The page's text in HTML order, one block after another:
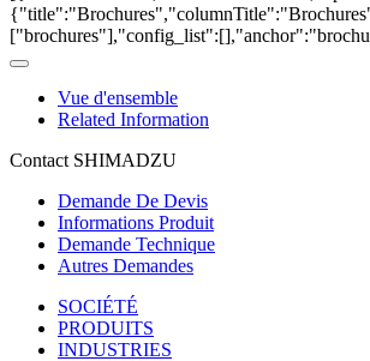
Vue d'ensemble
Related Information
Contact SHIMADZU
Demande De Devis
Informations Produit
Demande Technique
Autres Demandes
SOCIÉTÉ
PRODUITS
INDUSTRIES